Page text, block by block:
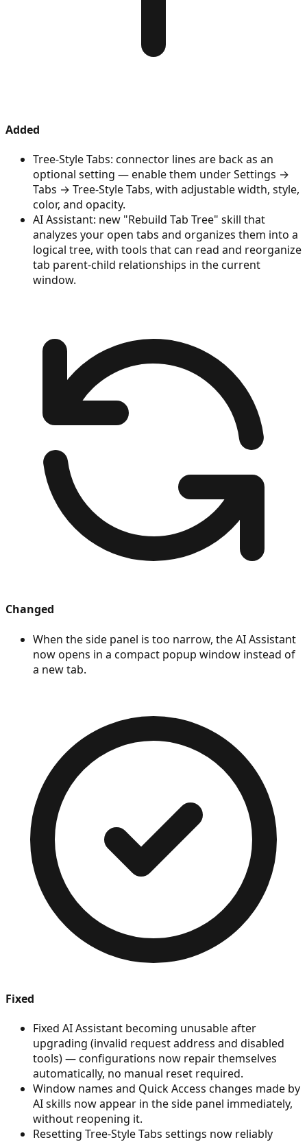
Added
Tree-Style Tabs: connector lines are back as an
optional setting — enable them under Settings →
Tabs → Tree-Style Tabs, with adjustable width, style,
color, and opacity.
AI Assistant: new "Rebuild Tab Tree" skill that
analyzes your open tabs and organizes them into a
logical tree, with tools that can read and reorganize
tab parent-child relationships in the current
window.
Changed
When the side panel is too narrow, the AI Assistant
now opens in a compact popup window instead of
a new tab.
Fixed
Fixed AI Assistant becoming unusable after
upgrading (invalid request address and disabled
tools) — configurations now repair themselves
automatically, no manual reset required.
Window names and Quick Access changes made by
AI skills now appear in the side panel immediately,
without reopening it.
Resetting Tree-Style Tabs settings now reliably